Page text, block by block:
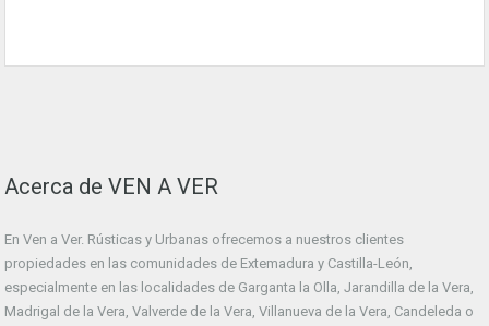
Acerca de VEN A VER
En Ven a Ver. Rústicas y Urbanas ofrecemos a nuestros clientes
propiedades en las comunidades de Extemadura y Castilla-León,
especialmente en las localidades de Garganta la Olla, Jarandilla de la Vera,
Madrigal de la Vera, Valverde de la Vera, Villanueva de la Vera, Candeleda o